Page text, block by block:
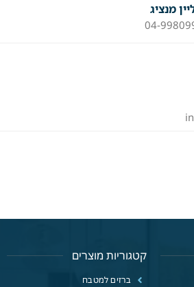
מנציג
קטגוריות מוצרים
ברזים למטבח